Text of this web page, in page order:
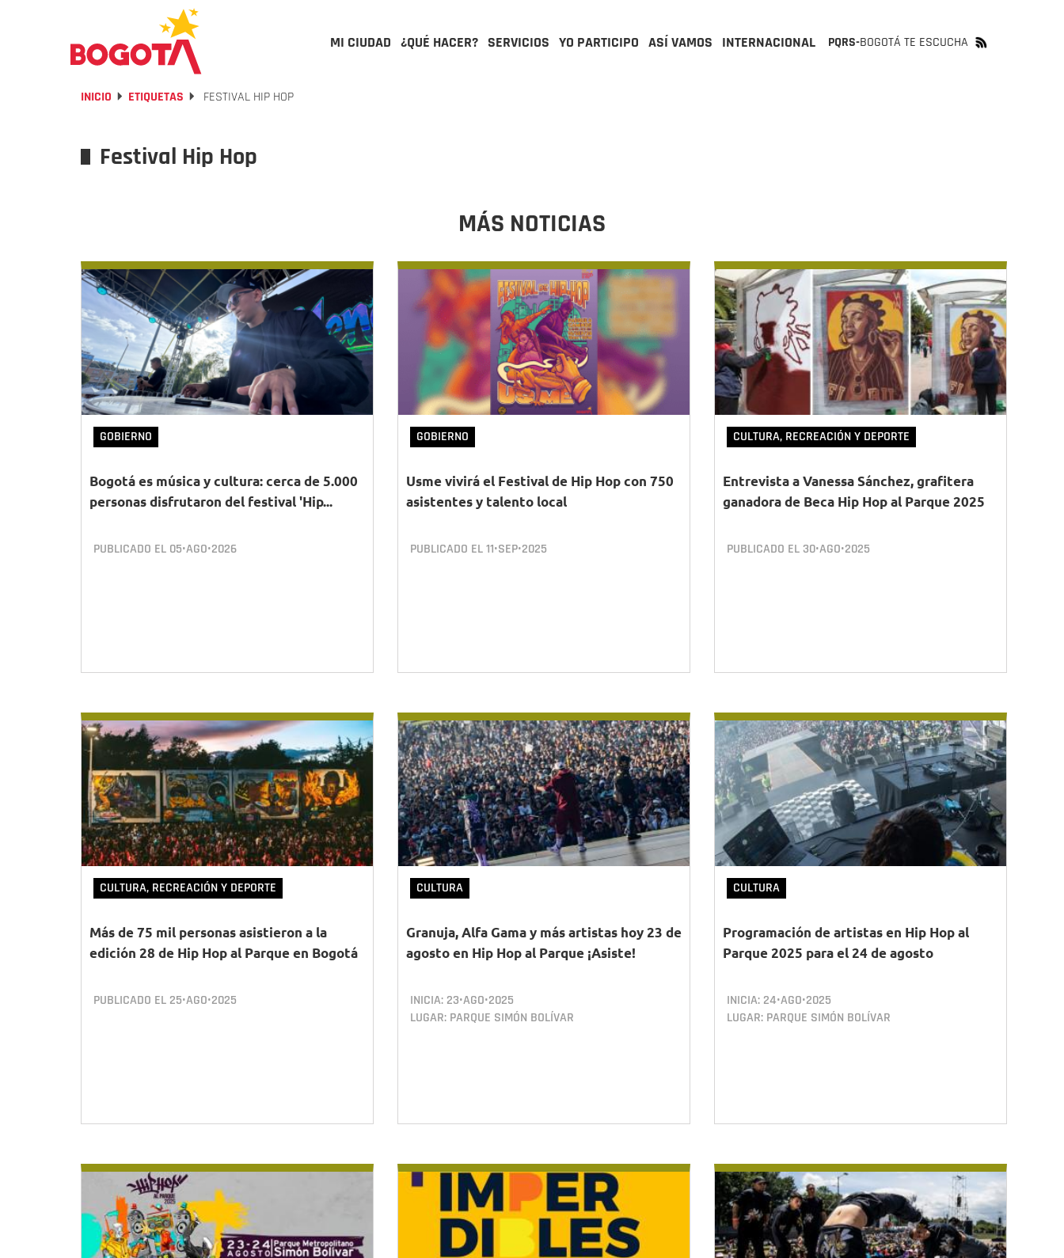
MI CIUDAD ¿QUÉ HACER? SERVICIOS YO PARTICIPO ASÍ VAMOS INTERNACIONAL PQRS-BOGOTÁ TE ESCUCHA
INICIO ETIQUETAS FESTIVAL HIP HOP
Festival Hip Hop
MÁS NOTICIAS
GOBIERNO
Bogotá es música y cultura: cerca de 5.000
personas disfrutaron del festival 'Hip...
PUBLICADO EL 05•AGO•2026
GOBIERNO
Usme vivirá el Festival de Hip Hop con 750
asistentes y talento local
PUBLICADO EL11•SEP•2025
CULTURA, RECREACIÓN Y DEPORTE
Entrevista a Vanessa Sánchez, grafitera
ganadora de Beca Hip Hop al Parque 2025
PUBLICADO EL 30•AGO•2025
CULTURA, RECREACIÓN Y DEPORTE
Más de 75 mil personas asistieron a la
edición 28 de Hip Hop al Parque en Bogotá
PUBLICADO EL 25•AGO•2025
CULTURA
Granuja, Alfa Gama y más artistas hoy 23 de
agosto en Hip Hop al Parque ¡Asiste!
INICIA: 23•AGO•2025
LUGAR: PARQUE SIMÓN BOLÍVAR
CULTURA
Programación de artistas en Hip Hop al
Parque 2025 para el 24 de agosto
INICIA: 24•AGO•2025
LUGAR: PARQUE SIMÓN BOLÍVAR